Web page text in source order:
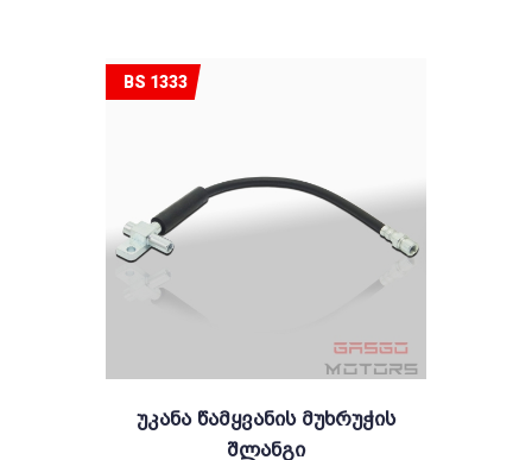
Უკანა Წამყვანის Მუხრუჭის
Შლანგი
BS 1333